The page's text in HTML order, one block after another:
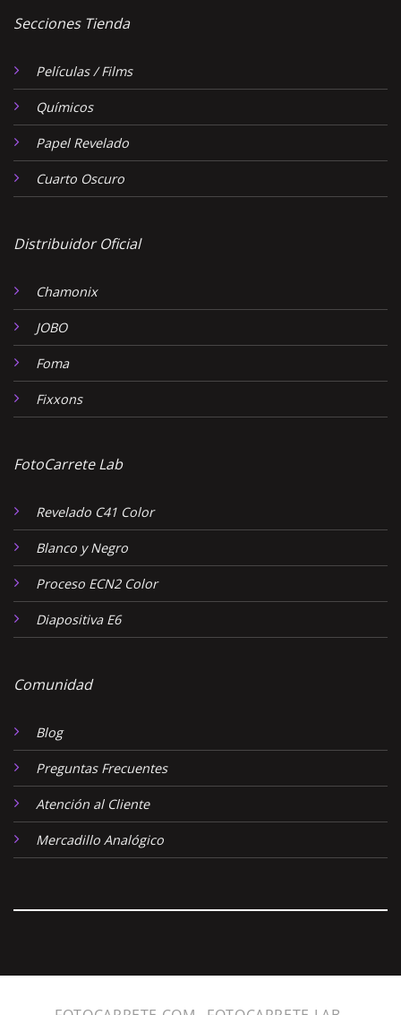
Secciones Tienda
Películas / Films
Químicos
Papel Revelado
Cuarto Oscuro
Distribuidor Oficial
Chamonix
JOBO
Foma
Fixxons
FotoCarrete Lab
Revelado C41 Color
Blanco y Negro
Proceso ECN2 Color
Diapositiva E6
Comunidad
Blog
Preguntas Frecuentes
Atención al Cliente
Mercadillo Analógico